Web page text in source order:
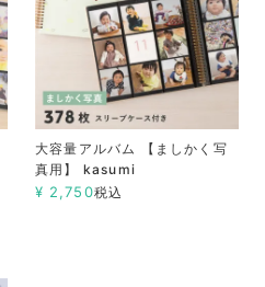
大容量アルバム 【ましかく写
真用】 kasumi
¥ 2,750税込